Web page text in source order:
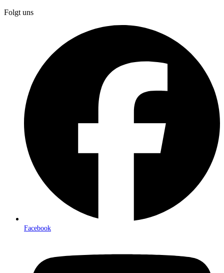
Folgt uns
Facebook